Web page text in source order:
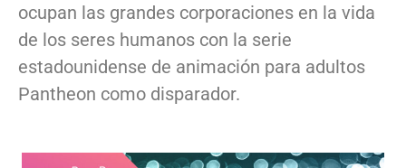
ocupan las grandes corporaciones en la vida
de los seres humanos con la serie
estadounidense de animación para adultos
Pantheon como disparador.